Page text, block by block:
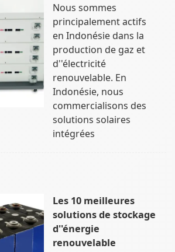
Nous sommes
principalement actifs
en Indonésie dans la
production de gaz et
d''électricité
renouvelable. En
Indonésie, nous
commercialisons des
solutions solaires
intégrées
Les 10 meilleures
solutions de stockage
d''énergie
renouvelable